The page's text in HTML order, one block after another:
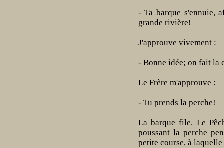
- Ta barque s'ennuie,
grande rivière!
J'approuve vivement :
- Bonne idée; on fait la
Le Frère m'approuve :
- Tu prends la perche!
La barque file. Le
poussant la perche
petite course, à